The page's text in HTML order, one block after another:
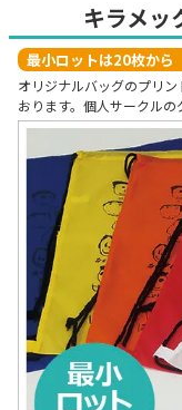
キラメッ
最小ロットは20枚から
オリジナルバッグのプリ
おります。個人サークルの